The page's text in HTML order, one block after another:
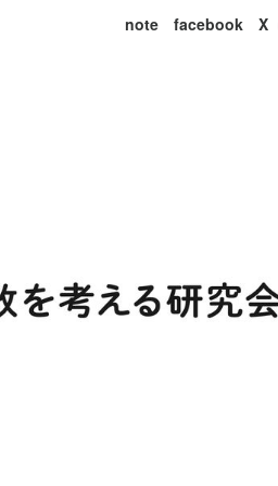
note facebook X